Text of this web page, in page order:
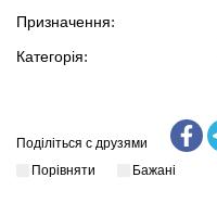
Призначення:
Категорія:
Поділіться с друзями
Порівняти
Бажані